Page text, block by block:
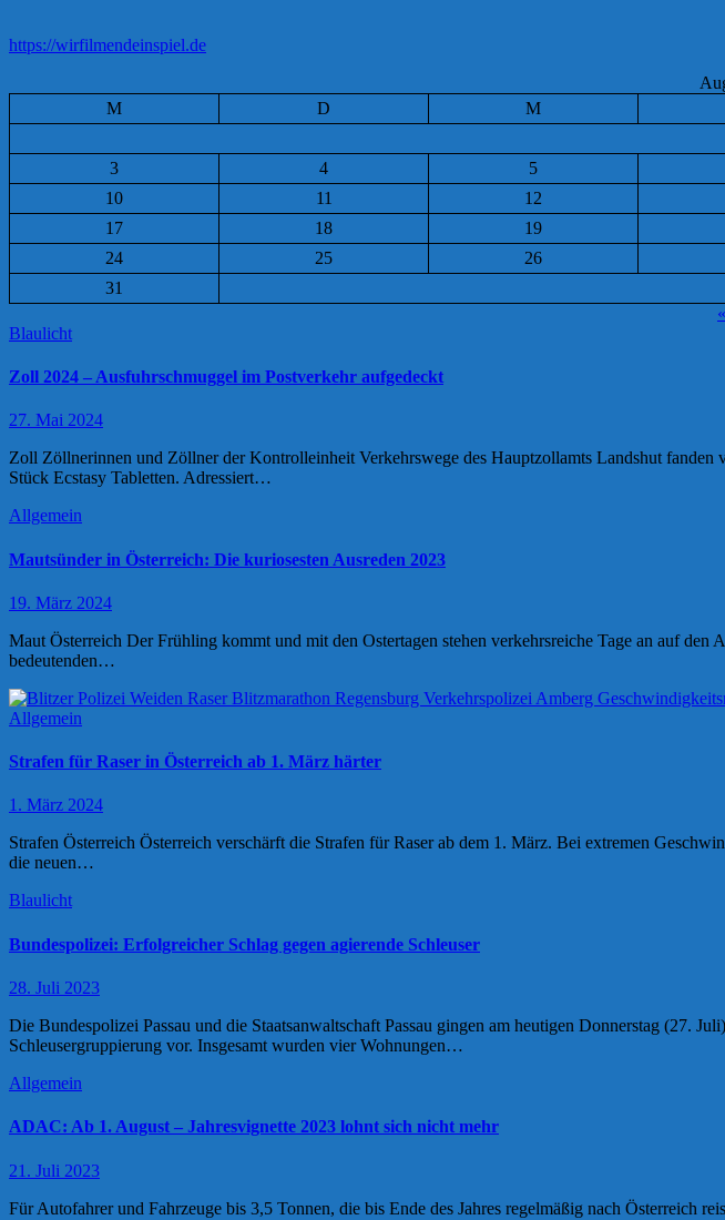
https://wirfilmendeinspiel.de
M
D M
3
4 5
10
11 12
17
18 19
24
25 26
31
Blaulicht
Zoll 2024 – Ausfuhrschmuggel im Postverkehr aufgedeckt
27. Mai 2024
Zoll Zöllnerinnen und Zöllner der Kontrolleinheit Verkehrswege des Hauptzollamts Landshut
Stück Ecstasy Tabletten. Adressiert…
Allgemein
Mautsünder in Österreich: Die kuriosesten Ausreden 2023
19. März 2024
Maut Österreich Der Frühling kommt und mit den Ostertagen stehen verkehrsreiche Tage an auf
bedeutenden…
Allgemein
Strafen für Raser in Österreich ab 1. März härter
1. März 2024
Strafen Österreich Österreich verschärft die Strafen für Raser ab dem 1. März. Bei extremen
die neuen…
Blaulicht
Bundespolizei: Erfolgreicher Schlag gegen agierende Schleuser
28. Juli 2023
Die Bundespolizei Passau und die Staatsanwaltschaft Passau gingen am heutigen Donnerstag (27.
Schleusergruppierung vor. Insgesamt wurden vier Wohnungen…
Allgemein
ADAC: Ab 1. August – Jahresvignette 2023 lohnt sich nicht mehr
21. Juli 2023
Für Autofahrer und Fahrzeuge bis 3,5 Tonnen, die bis Ende des Jahres regelmäßig nach Österreich